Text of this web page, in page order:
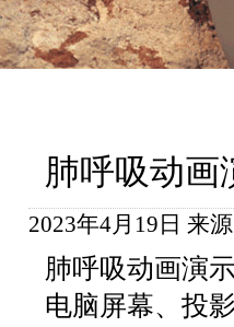
肺呼吸动画
2023年4月19日 来
肺呼吸动画演
电脑屏幕、投